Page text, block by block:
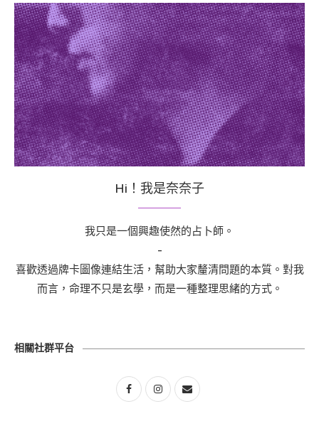
Hi！我是奈奈子
我只是一個興趣使然的占卜師。
-
喜歡透過牌卡圖像連結生活，幫助大家釐清問題的本質。對我
而言，命理不只是玄學，而是一種整理思緒的方式。
相關社群平台